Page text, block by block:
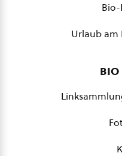
Urlaub